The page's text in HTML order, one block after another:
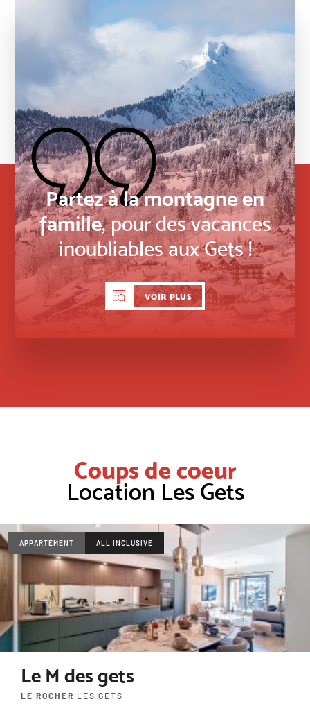
Partez à la montagne en
famille, pour des vacances
inoubliables aux Gets !
VOIR PLUS
Coups de coeur
Location Les Gets
APPARTEMENT
Les 3 Mousquetons
CENTRE